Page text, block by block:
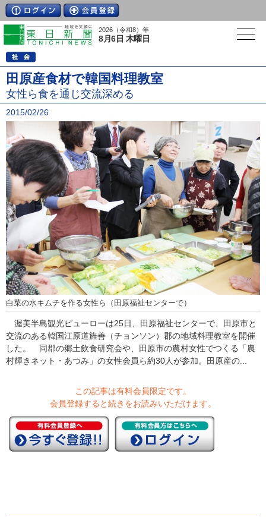
2026（令和8）年
8月6日 木曜日
田原産食材で韓国料理教室
女性ら食を通じ交流深める
2015/02/26
白菜の水キムチを作る女性ら（田原福祉センターで）
渥美半島観光ビューローは25日、田原福祉センターで、田原市と
交流のある韓国江原道旌善（チョンソン）郡の地域料理教室を開催
した。 同郡の郷土飲食研究会や、田原市の農村女性でつくる「農
村輝きネット・あつみ」の女性会員ら約30人が参加。田原産の...
この記事は有料会員限定です。
会員登録すると続きをお読みいただけます。